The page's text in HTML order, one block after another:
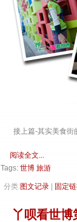
接上篇-其实美食街的
阅读全文...
Tags: 世博 旅游
分类:图文记录| 固定
丫呗看世博